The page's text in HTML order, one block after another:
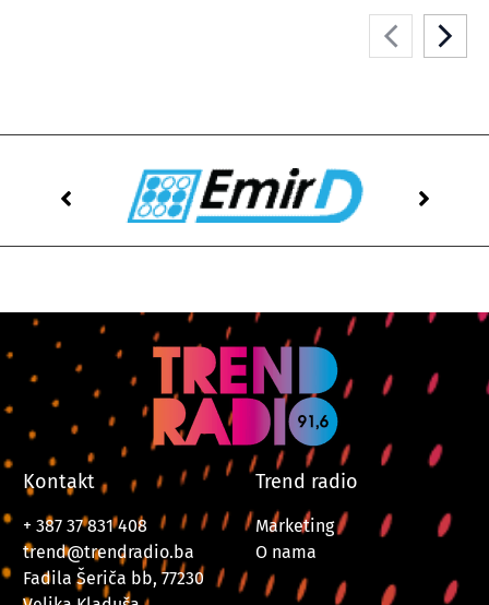
Kontakt
+ 387 37 831 408
trend@trendradio.ba
Fadila Šeriča bb, 77230
Trend radio
Marketing
O nama